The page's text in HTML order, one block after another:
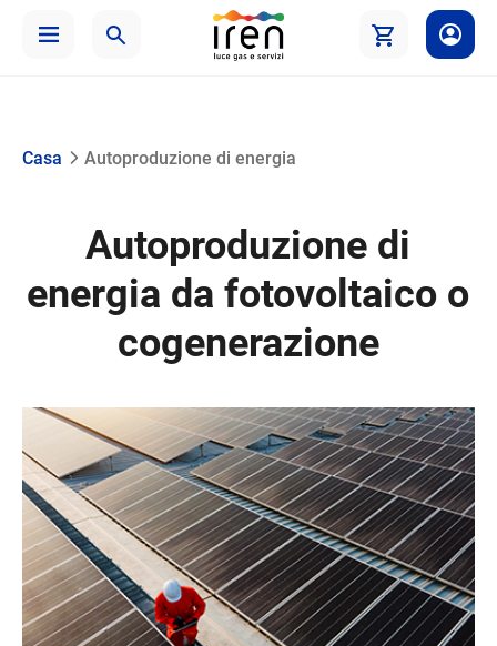
Casa Autoproduzione di energia
Autoproduzione di
energia da fotovoltaico o
cogenerazione